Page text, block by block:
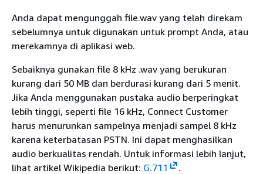
Anda dapat mengunggah file.wav yang telah direkam
sebelumnya untuk digunakan untuk prompt Anda, atau
merekamnya di aplikasi web.
Sebaiknya gunakan file 8 kHz .wav yang berukuran
kurang dari 50 MB dan berdurasi kurang dari 5 menit.
Jika Anda menggunakan pustaka audio berperingkat
lebih tinggi, seperti file 16 kHz, Connect Customer
harus menurunkan sampelnya menjadi sampel 8 kHz
karena keterbatasan PSTN. Ini dapat menghasilkan
audio berkualitas rendah. Untuk informasi lebih lanjut,
lihat artikel Wikipedia berikut: G.711 .